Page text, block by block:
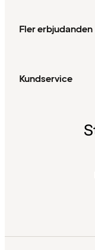
Fler erbjudanden
Kundservice